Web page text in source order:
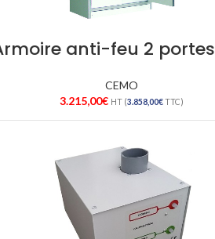
anti-feu 2
CEMO
3.215,00€ HT (3.858,00€TTC)